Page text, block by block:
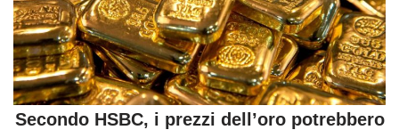
Secondo HSBC, i prezzi dell’oro potrebbero